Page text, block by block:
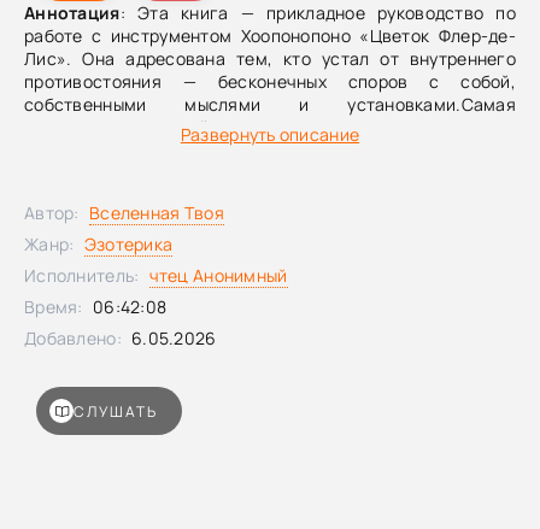
Аннотация: Эта книга — прикладное руководство по
работе с инструментом Хоопонопоно «Цветок Флер-де-
Лис». Она адресована тем, кто устал от внутреннего
противостояния — бесконечных споров с собой,
собственными мыслями и установками.Самая
разрушительная война разворачивается внутри нас.
Разум снова и снова вступает в бой, подпитывая боль,
Флер-де-Лис — помогают очищать память о «войнах»,
освобождаться от диктата идей и выходить из
конфликтных сценариев.В книге разбираются главные
вопросы: что на практике означает «полное
освобождение от прошлого», что такое нулевое
состояние, как заниматься очищением без лишних
усталость и апатию в ресурсное состояние, снимать
энергетические блоки в теле и проходить через самые
Развернуть описание
СЛУШАТЬ
Автор: Вселенная Твоя
Жанр: Эзотерика
Исполнитель: чтец Анонимный
Время: 06:42:08
Добавлено: 6.05.2026